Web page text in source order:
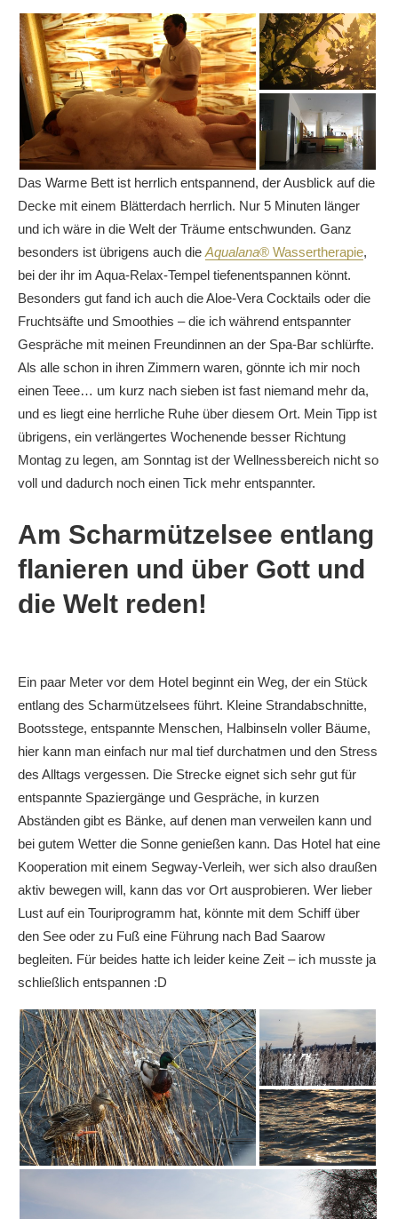
Das Warme Bett ist herrlich entspannend, der Ausblick auf die
Decke mit einem Blätterdach herrlich. Nur 5 Minuten länger
und ich wäre in die Welt der Träume entschwunden. Ganz
besonders ist übrigens auch dieAqualana® Wassertherapie,
bei der ihr im Aqua-Relax-Tempel tiefenentspannen könnt.
Besonders gut fand ich auch die Aloe-Vera Cocktails oder die
Fruchtsäfte und Smoothies – die ich während entspannter
Gespräche mit meinen Freundinnen an der Spa-Bar schlürfte.
Als alle schon in ihren Zimmern waren, gönnte ich mir noch
einen Teee… um kurz nach sieben ist fast niemand mehr da,
und es liegt eine herrliche Ruhe über diesem Ort. Mein Tipp ist
übrigens, ein verlängertes Wochenende besser Richtung
Montag zu legen, am Sonntag ist der Wellnessbereich nicht so
voll und dadurch noch einen Tick mehr entspannter.
Am Scharmützelsee entlang
flanieren und über Gott und
die Welt reden!
Ein paar Meter vor dem Hotel beginnt ein Weg, der ein Stück
entlang des Scharmützelsees führt. Kleine Strandabschnitte,
Bootsstege, entspannte Menschen, Halbinseln voller Bäume,
hier kann man einfach nur mal tief durchatmen und den Stress
des Alltags vergessen. Die Strecke eignet sich sehr gut für
entspannte Spaziergänge und Gespräche, in kurzen
Abständen gibt es Bänke, auf denen man verweilen kann und
bei gutem Wetter die Sonne genießen kann. Das Hotel hat eine
Kooperation mit einem Segway-Verleih, wer sich also draußen
aktiv bewegen will, kann das vor Ort ausprobieren. Wer lieber
Lust auf ein Touriprogramm hat, könnte mit dem Schiff über
den See oder zu Fuß eine Führung nach Bad Saarow
begleiten. Für beides hatte ich leider keine Zeit – ich musste ja
schließlich entspannen :D